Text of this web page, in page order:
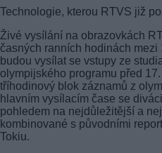
Technologie, kterou RTVS již
Živé vysílání na obrazovkách
časných ranních hodinách
budou vysílat se vstupy ze
olympijského programu před
tříhodinový blok záznamů z
hlavním vysílacím čase se
pohledem na nejdůležitější a
kombinované s původními
Tokiu.